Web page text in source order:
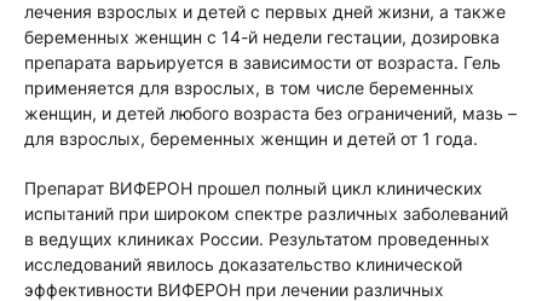
лечения взрослых и детей с первых дней жизни, а также
беременных женщин с 14-й недели гестации, дозировка
препарата варьируется в зависимости от возраста. Гель
применяется для взрослых, в том числе беременных
женщин, и детей любого возраста без ограничений, мазь –
для взрослых, беременных женщин и детей от 1 года.
Препарат ВИФЕРОН прошел полный цикл клинических
испытаний при широком спектре различных заболеваний
в ведущих клиниках России. Результатом проведенных
исследований явилось доказательство клинической
эффективности ВИФЕРОН при лечении различных